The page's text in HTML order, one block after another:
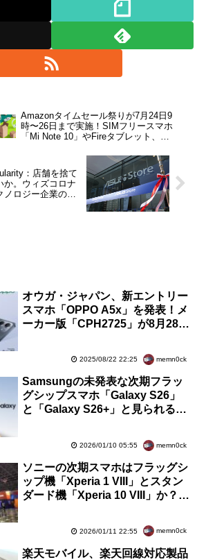
Amazonタイムセール祭りが7月24日9
時〜26日まで実施！SIMフリースマホ
「Mi Note 10」やFireタブレット、
：店舗を捨て
か。ウィズコロナ
ノロジー企業の在
オウガ・ジャパン、新エントリー
スマホ「OPPO A5x」を発表！メ
ーカー版「CPH2725」が8月28日
2025/08/22 22:25 memn0ck
Samsungの未発表な次期フラッ
グシップスマホ「Galaxy S26」
と「Galaxy S26+」と見られる
2026/01/10 05:55 memn0ck
ソニーの次期スマホはフラッグシ
ップ機「Xperia 1 VIII」とスタン
ダード機「Xperia 10 VIII」か？海
2026/01/11 22:55 memn0ck
楽天モバイル、楽天回線対応製品